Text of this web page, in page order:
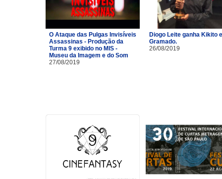
O Ataque das Pulgas Invisíveis
Assassinas - Produção da
Turma 9 exibido no MIS -
Museu da Imagem e do Som
27/08/2019
Diogo Leite ganha Kikito
Gramado.
26/08/2019